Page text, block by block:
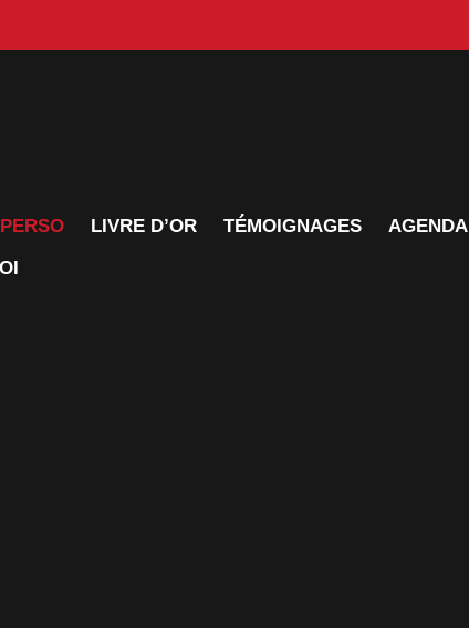
LIVRE D’OR TÉMOIGNAGES AGENDA